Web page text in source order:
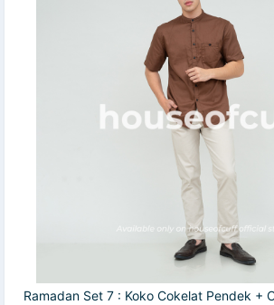
Ramadan Set 7 : Koko Cokelat Pendek +